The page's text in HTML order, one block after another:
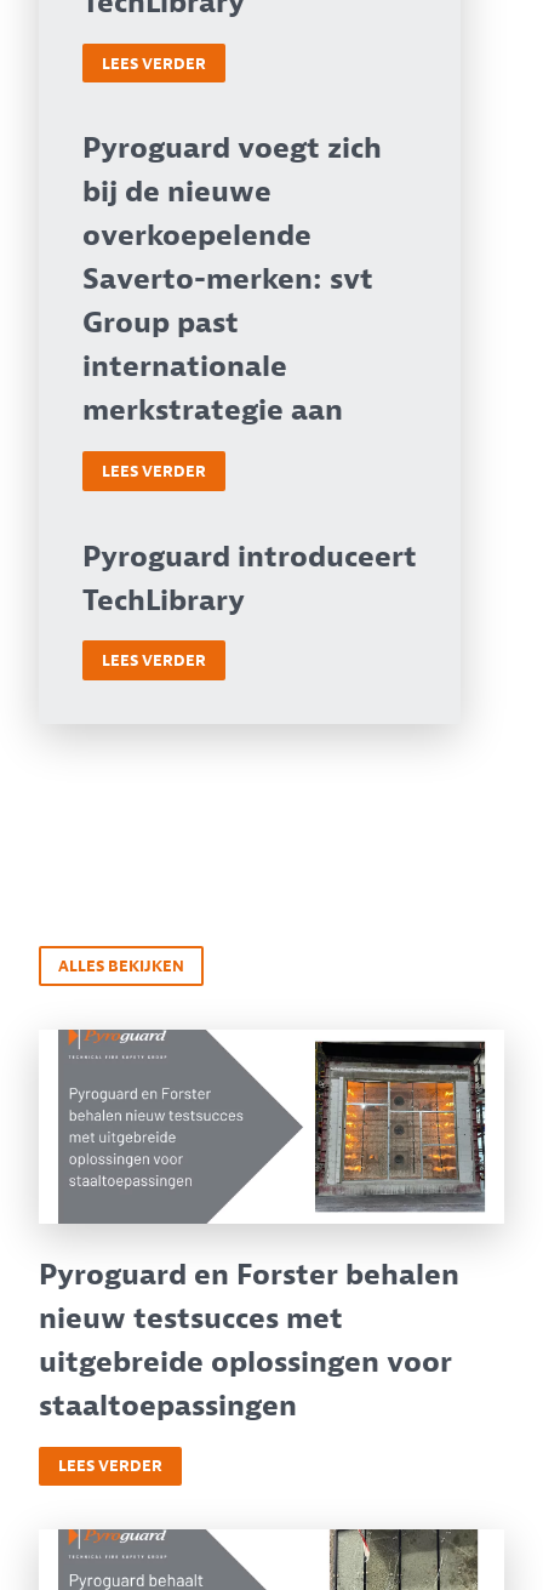
LEES VERDER
Pyroguard voegt zich
bij de nieuwe
overkoepelende
Saverto-merken: svt
Group past
internationale
merkstrategie aan
LEES VERDER
Pyroguard introduceert
TechLibrary
LEES VERDER
ALLES BEKIJKEN
Pyroguard en Forster behalen
nieuw testsucces met
uitgebreide oplossingen voor
staaltoepassingen
LEES VERDER